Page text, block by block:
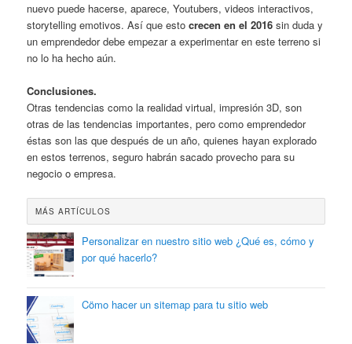
nuevo puede hacerse, aparece, Youtubers, videos interactivos,
storytelling emotivos. Así que estocrecen en el 2016 sin duda y
un emprendedor debe empezar a experimentar en este terreno si
no lo ha hecho aún.
Conclusiones.
Otras tendencias como la realidad virtual, impresión 3D, son
otras de las tendencias importantes, pero como emprendedor
éstas son las que después de un año, quienes hayan explorado
en estos terrenos, seguro habrán sacado provecho para su
negocio o empresa.
MÁS ARTÍCULOS
Personalizar en nuestro sitio web ¿Qué es, cómo y
por qué hacerlo?
Cömo hacer un sitemap para tu sitio web